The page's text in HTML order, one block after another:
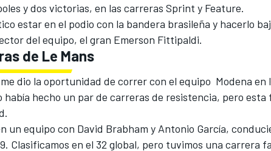
y dos victorias, en las carreras Sprint y Feature.
estar en el podio con la bandera brasileña y hacerlo
del equipo, el gran Emerson Fittipaldi.
de Le Mans
dio la oportunidad de correr con el equipo Modena en
había hecho un par de carreras de resistencia, pero esta
un equipo con David Brabham y Antonio García,
Clasificamos en el 32 global, pero tuvimos una carrera